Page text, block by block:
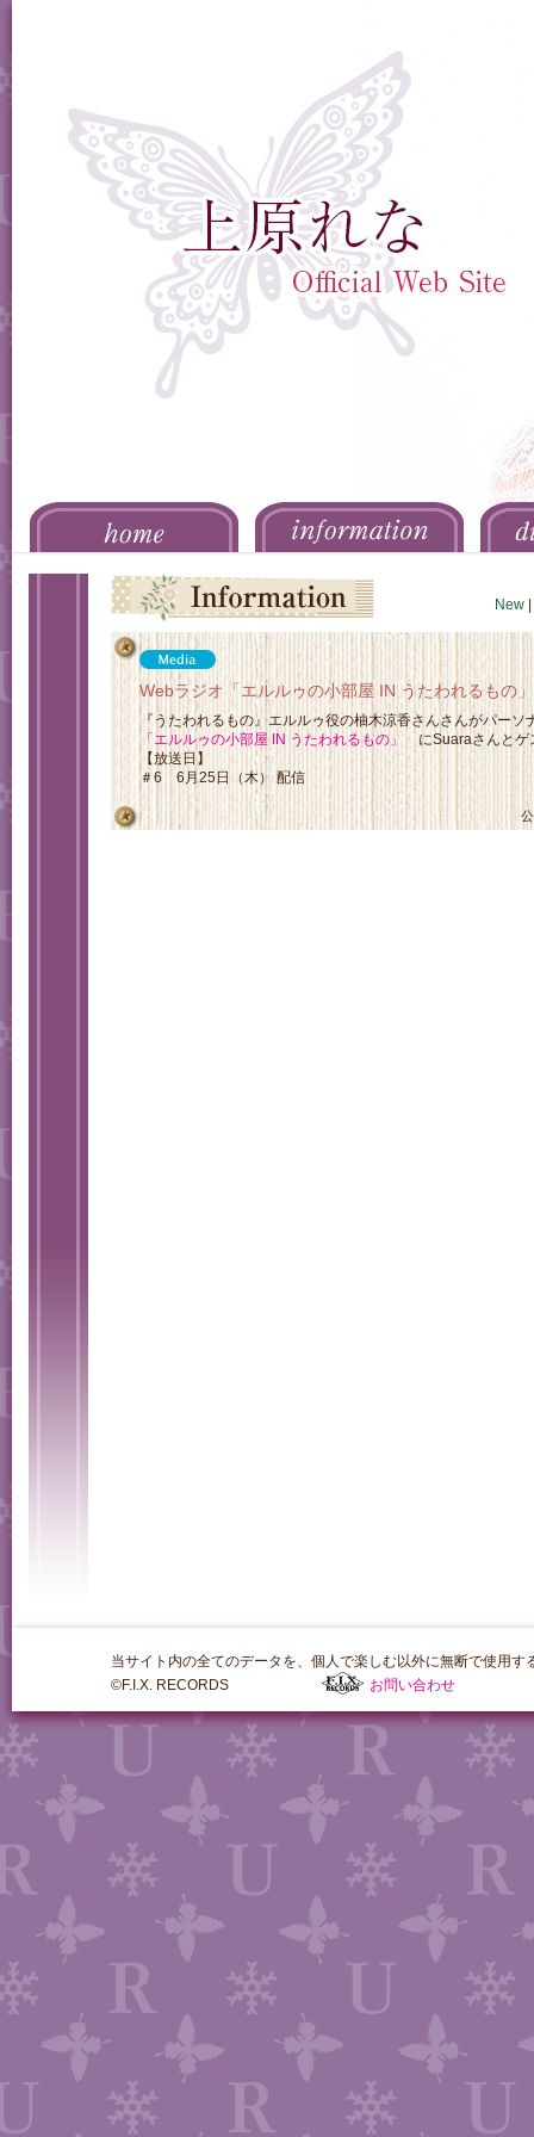
New
Webラジオ「エルルゥの小部屋 IN うたわれるもの
『うたわれるもの』エルルゥ役の柚木涼香さんさんがパーソ
「エルルゥの小部屋 IN うたわれるもの」にSuaraさんとゲ
【放送日】
＃6 6月25日（木） 配信
当サイト内の全てのデータを、個人で楽しむ以外に無断で使用す
©F.I.X. RECORDS
お問い合わせ